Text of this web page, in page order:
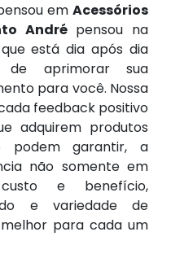
em Acessórios
Andrépensou na
está dia após dia
de aprimorar sua
para você. Nossa
feedback positivo
adquirem produtos
podem garantir, a
não somente em
e benefício,
e variedade de
para cada um